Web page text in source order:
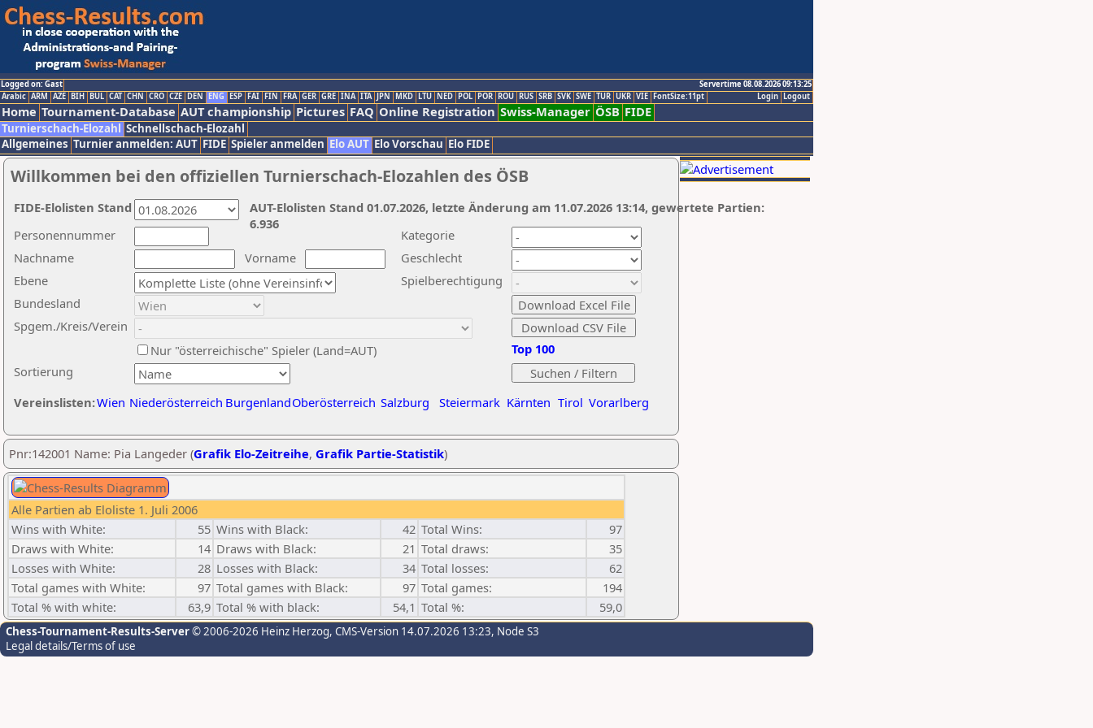
Logged on: Gast
Servertime 08.08.2026 09:13:25
Logout
Login
Arabic ARM AZE BIH BUL CAT CHN CRO CZE DEN ENG ESP FAI FIN FRA GER GRE INA ITA JPN MKD LTU NED POL POR ROU RUS SRB SVK SWE TUR UKR VIE FontSize:11pt
Home Tournament-Database AUT championship Pictures FAQ Online Registration Swiss-Manager ÖSB FIDE
Turnierschach-Elozahl Schnellschach-Elozahl
Allgemeines Turnier anmelden: AUT FIDE Spieler anmelden Elo AUT Elo Vorschau Elo FIDE
Willkommen bei den offiziellen Turnierschach-Elozahlen des ÖSB
Nachname
Vorname
Ebene
Kategorie
Sortierung
Personennummer
Bundesland
Spgem./Kreis/Verein
Geschlecht
Nur "österreichische" Spieler (Land=AUT)
Spielberechtigung
Vereinslisten:Wien Niederösterreich BurgenlandOberösterreich Salzburg Steiermark Kärnten Tirol Vorarlberg
Top 100
AUT-Elolisten Stand 01.07.2026, letzte Änderung am 11.07.2026 13:14, gewertete Partien:
6.936
FIDE-Elolisten Stand
Pnr:142001 Name: Pia Langeder (Grafik Elo-Zeitreihe, Grafik Partie-Statistik)
Alle Partien ab Eloliste 1. Juli 2006
Wins with White:
55 Wins with Black: 42 Total Wins:
97
Draws with White:
14 Draws with Black: 21 Total draws:
35
Losses with White:
28 Losses with Black: 34 Total losses:
62
Total games with White:
97 Total games with Black: 97 Total games:
194
Total % with white:
63,9 Total % with black: 54,1 Total %: 59,0
Chess-Tournament-Results-Server© 2006-2026 Heinz Herzog, CMS-Version 14.07.2026 13:23, Node S3
Legal details/Terms of use